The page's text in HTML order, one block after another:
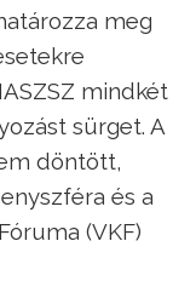
meg
mindkét
sürget. A
döntött,
és a
(VKF)